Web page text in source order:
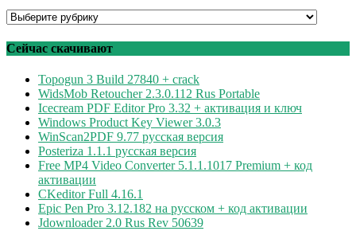
Программы
рубрикам
Сейчас скачивают
Topogun 3 Build 27840 + crack
WidsMob Retoucher 2.3.0.112 Rus Portable
Icecream PDF Editor Pro 3.32 + активация и ключ
Windows Product Key Viewer 3.0.3
WinScan2PDF 9.77 русская версия
Posteriza 1.1.1 русская версия
Free MP4 Video Converter 5.1.1.1017 Premium + код
активации
CKeditor Full 4.16.1
Epic Pen Pro 3.12.182 на русском + код активации
Jdownloader 2.0 Rus Rev 50639